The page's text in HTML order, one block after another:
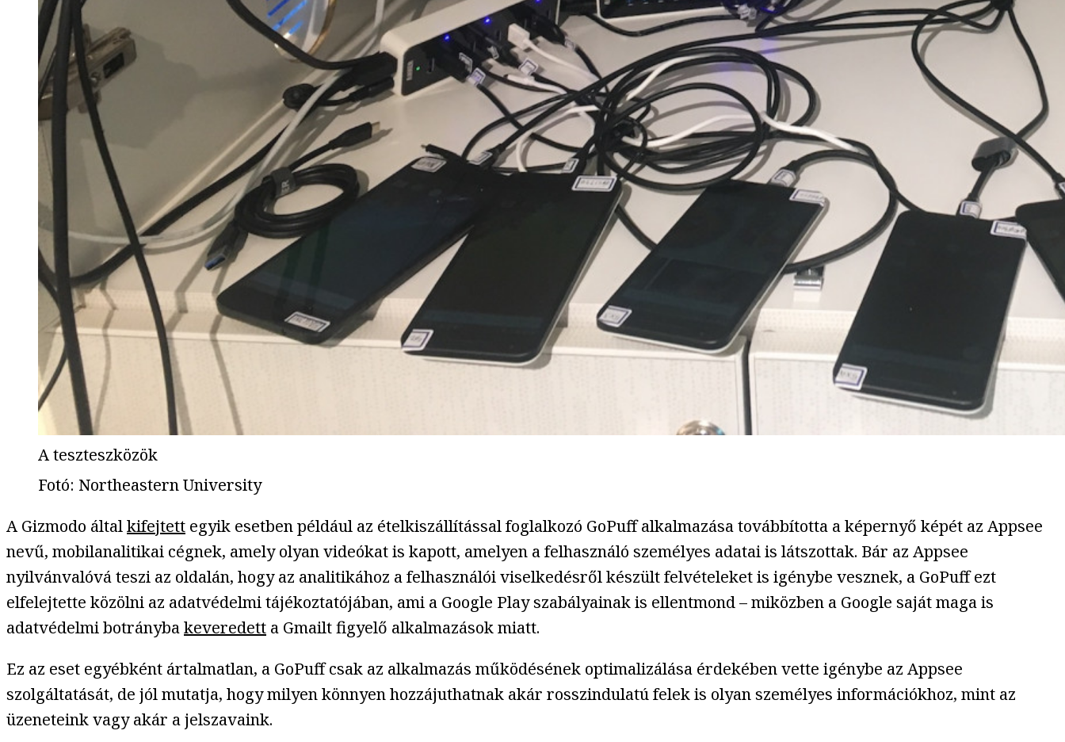
A teszteszközök
Fotó: Northeastern University
A Gizmodo általkifejtett egyik esetben például az ételkiszállítással foglalkozó GoPuff alkalmazása továbbította a képernyő képét az Appsee
nevű, mobilanalitikai cégnek, amely olyan videókat is kapott, amelyen a felhasználó személyes adatai is látszottak. Bár az Appsee
nyilvánvalóvá teszi az oldalán, hogy az analitikához a felhasználói viselkedésről készült felvételeket is igénybe vesznek, a GoPuff ezt
elfelejtette közölni az adatvédelmi tájékoztatójában, ami a Google Play szabályainak is ellentmond – miközben a Google saját maga is
adatvédelmi botránybakeveredett a Gmailt figyelő alkalmazások miatt.
Ez az eset egyébként ártalmatlan, a GoPuff csak az alkalmazás működésének optimalizálása érdekében vette igénybe az Appsee
szolgáltatását, de jól mutatja, hogy milyen könnyen hozzájuthatnak akár rosszindulatú felek is olyan személyes információkhoz, mint az
üzeneteink vagy akár a jelszavaink.